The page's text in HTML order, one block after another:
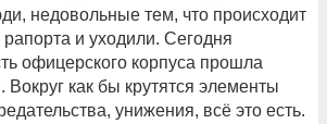
недовольные тем, что происходит
и уходили. Сегодня
офицерского корпуса прошла
Вокруг как бы крутятся элементы
унижения, всё это есть.